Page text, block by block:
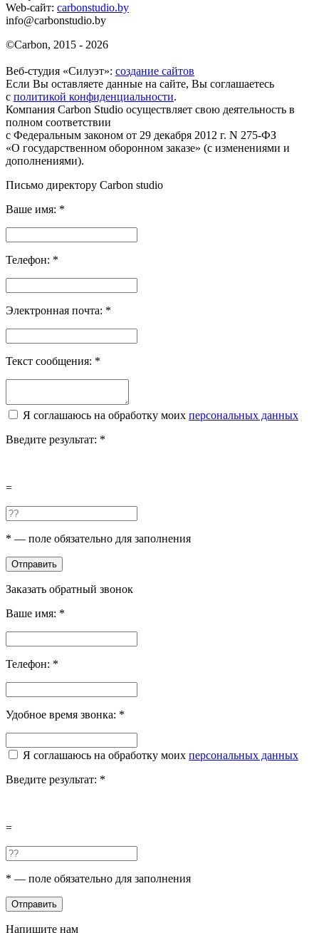
Web-сайт: carbonstudio.by
info@carbonstudio.by
©Carbon, 2015 - 2026
Веб-студия «Силуэт»: создание сайтов
Если Вы оставляете данные на сайте, Вы соглашаетесь
с политикой конфиденциальности.
Компания Carbon Studio осуществляет свою деятельность в
полном соответствии
с Федеральным законом от 29 декабря 2012 г. N 275-ФЗ
«О государственном оборонном заказе» (с изменениями и
дополнениями).
Письмо директору Carbon studio
Ваше имя: *
Телефон: *
Электронная почта: *
Текст сообщения: *
Я соглашаюсь на обработку моих персональных данных
Введите результат: *
=
* — поле обязательно для заполнения
Отправить
Заказать обратный звонок
Ваше имя: *
Телефон: *
Удобное время звонка: *
Я соглашаюсь на обработку моих персональных данных
Введите результат: *
=
* — поле обязательно для заполнения
Отправить
Напишите нам